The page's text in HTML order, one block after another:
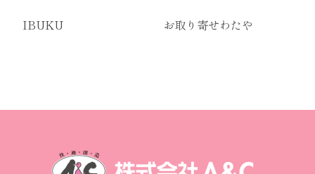
IBUKU お取り寄せわたや